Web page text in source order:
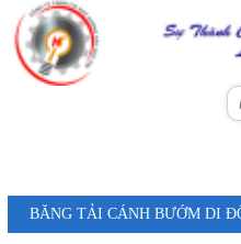
BĂNG TẢI CÁNH BƯỚM DI